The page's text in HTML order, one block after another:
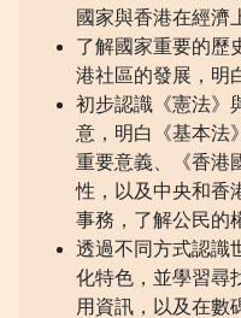
國家與香港在經濟
了解國家重要的歷
港社區的發展，明
初步認識《憲法》
意，明白《基本法
重要意義、《香港
性，以及中央和香
事務，了解公民的
透過不同方式認識
化特色，並學習尋
用資訊，以及在數